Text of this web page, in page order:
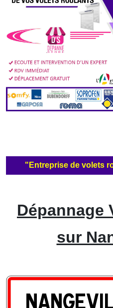
"Entreprise de volets
Dépannage
sur